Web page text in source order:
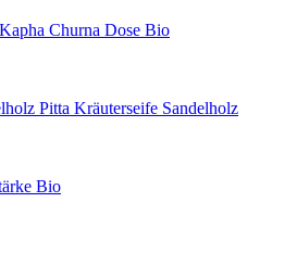
Kapha Churna Dose Bio
Pitta Kräuterseife Sandelholz
Bio